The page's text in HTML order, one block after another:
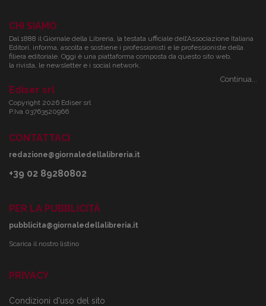
CHI SIAMO
Dal 1888 il Giornale della Libreria, la testata ufficiale dell’Associazione Italiana
Editori, informa, ascolta e sostiene i professionisti e le professioniste della
filiera editoriale. Oggi è una piattaforma composta da questo sito web,
la rivista, le newsletter e i social network.
Continua...
Ediser srl
Copyright 2026 Ediser srl
P.Iva 03763520966
CONTATTACI
redazione@giornaledellalibreria.it
+39 02 89280802
PER LA PUBBLICITÀ
pubblicita@giornaledellalibreria.it
Scarica il nostro listino
PRIVACY
Condizioni d'uso del sito